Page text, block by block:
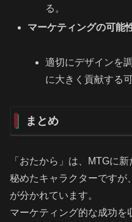
る。
マーケティングの可能
適切にデザインを
に大きく貢献する
まとめ
「おたから」は、MTGに
秘めたキャラクターですが
が分かれています。
マーケティング的な成功を